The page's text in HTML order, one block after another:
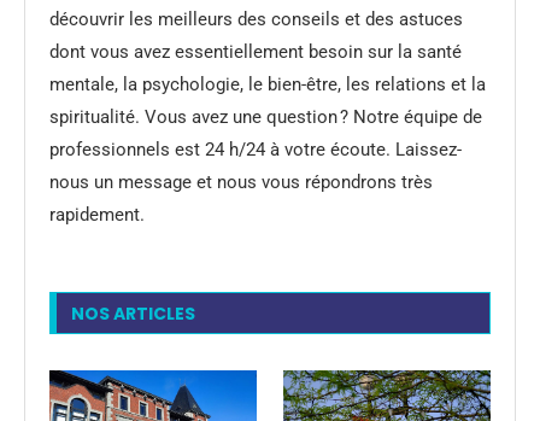
découvrir les meilleurs des conseils et des astuces
dont vous avez essentiellement besoin sur la santé
mentale, la psychologie, le bien-être, les relations et la
spiritualité. Vous avez une question ? Notre équipe de
professionnels est 24 h/24 à votre écoute. Laissez-
nous un message et nous vous répondrons très
rapidement.
NOS ARTICLES